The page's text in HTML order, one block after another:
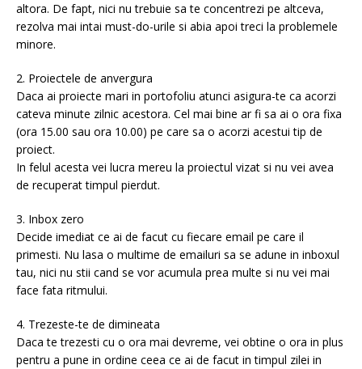
altora. De fapt, nici nu trebuie sa te concentrezi pe altceva,
rezolva mai intai must-do-urile si abia apoi treci la problemele
minore.
2. Proiectele de anvergura
Daca ai proiecte mari in portofoliu atunci asigura-te ca acorzi
cateva minute zilnic acestora. Cel mai bine ar fi sa ai o ora fixa
(ora 15.00 sau ora 10.00) pe care sa o acorzi acestui tip de
proiect.
In felul acesta vei lucra mereu la proiectul vizat si nu vei avea
de recuperat timpul pierdut.
3. Inbox zero
Decide imediat ce ai de facut cu fiecare email pe care il
primesti. Nu lasa o multime de emailuri sa se adune in inboxul
tau, nici nu stii cand se vor acumula prea multe si nu vei mai
face fata ritmului.
4. Trezeste-te de dimineata
Daca te trezesti cu o ora mai devreme, vei obtine o ora in plus
pentru a pune in ordine ceea ce ai de facut in timpul zilei in